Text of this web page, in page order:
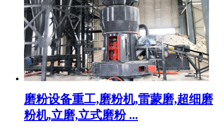
磨粉设备重工,磨粉机,雷蒙磨,超细磨
粉机,立磨,立式磨粉 ...